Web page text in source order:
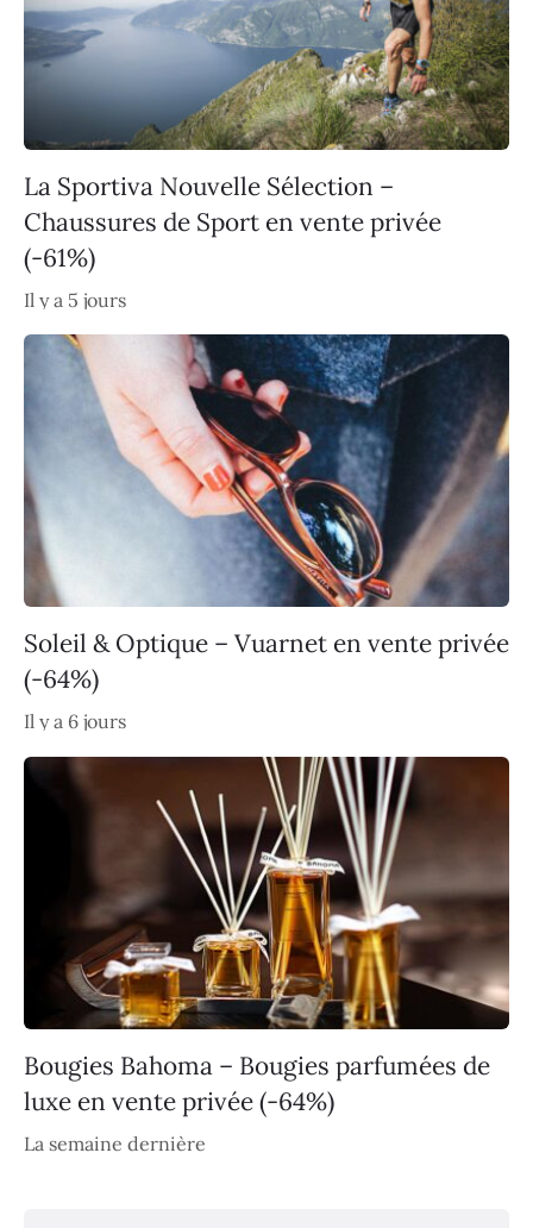
La Sportiva Nouvelle Sélection –
Chaussures de Sport en vente privée
(-61%)
Il y a 5 jours
Soleil & Optique – Vuarnet en vente privée
(-64%)
Il y a 6 jours
Bougies Bahoma – Bougies parfumées de
luxe en vente privée (-64%)
La semaine dernière